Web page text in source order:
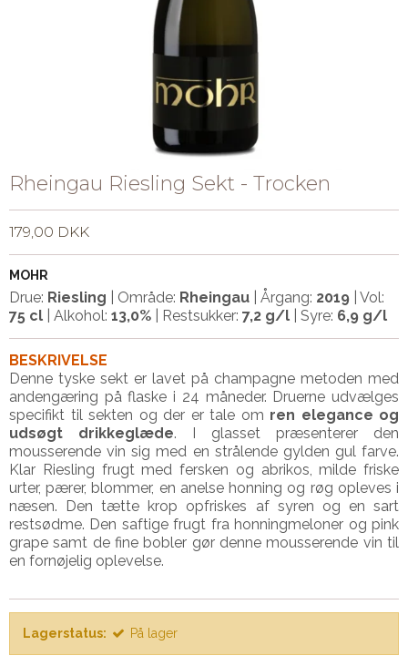
Rheingau Riesling Sekt - Trocken
179,00 DKK
MOHR
Drue: Riesling | Område: Rheingau | Årgang: 2019 | Vol:
75 cl | Alkohol: 13,0% | Restsukker: 7,2 g/l | Syre: 6,9 g/l
BESKRIVELSE
Denne tyske sekt er lavet på champagne metoden med
andengæring på flaske i 24 måneder. Druerne udvælges
specifikt til sekten og der er tale om ren elegance og
udsøgt drikkeglæde. I glasset præsenterer den
mousserende vin sig med en strålende gylden gul farve.
Klar Riesling frugt med fersken og abrikos, milde friske
urter, pærer, blommer, en anelse honning og røg opleves i
næsen. Den tætte krop opfriskes af syren og en sart
restsødme. Den saftige frugt fra honningmeloner og pink
grape samt de fine bobler gør denne mousserende vin til
en fornøjelig oplevelse.
Lagerstatus: På lager